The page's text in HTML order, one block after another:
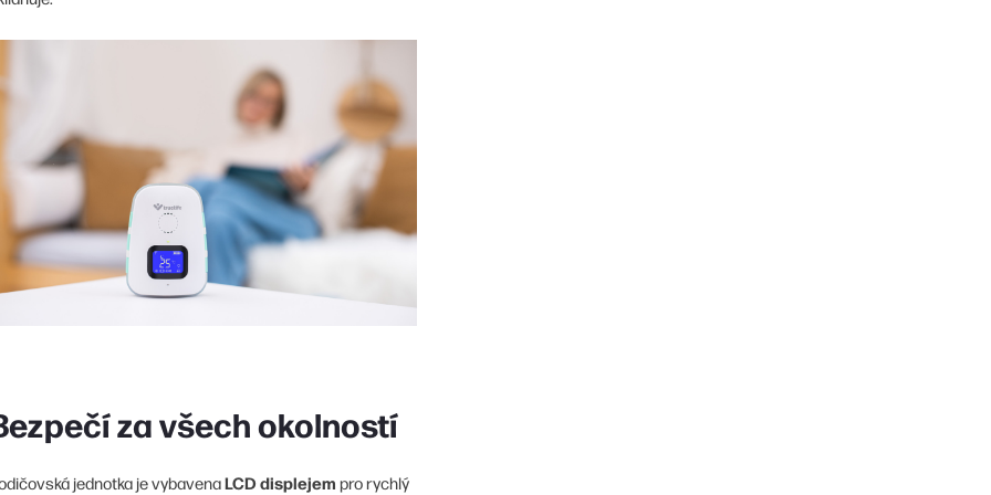
za všech okolností
jednotka je vybavenaLCD displejem pro rychlý